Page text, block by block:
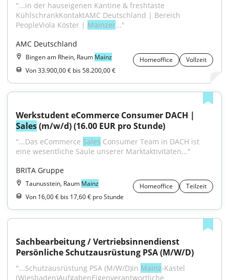
"...in der hauseigenen Kantine & freshtaste
KühlschrankKontaktAMC Deutschland | Bereich
PeopleViola Köster | Mainzer..."
AMC Deutschland
Bingen am Rhein, Raum Mainz Homeoffice
Vollzeit
Von 33.900,00 € bis 58.200,00 €
Sales (m/w/d) (16.00 EUR pro Stunde)
"...Das eCommerce Sales Consumer Team in DACH ist
eine wesentliche Säule unserer Marktaktivitäten..."
BRITA Gruppe
Taunusstein, Raum Mainz Homeoffice
Teilzeit
Von 16,00 € bis 17,60 € pro Stunde
Sachbearbeitung / Vertriebsinnendienst
Persönliche Schutzausrüstung PSA (M/W/D)
"...Schutzausrüstung PSA (M/W/D)in Mainz-Kastel
(Wiesbaden)AufgabenEigenverantwortliche